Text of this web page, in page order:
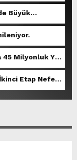
Büyük
45 Milyonluk Yol
İkinci Etap Nefes